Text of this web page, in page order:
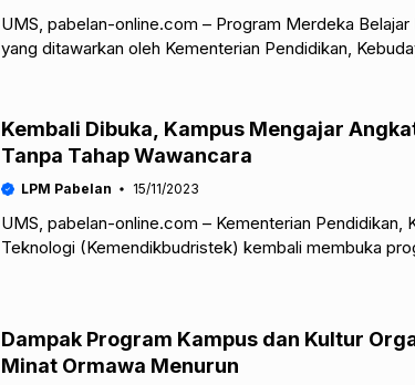
UMS, pabelan-online.com – Program Merdeka
yang ditawarkan oleh Kementerian Pendidikan,
Kembali Dibuka, Kampus Mengajar
Tanpa Tahap Wawancara
LPM Pabelan 15/11/2023
UMS, pabelan-online.com – Kementerian Pendidikan,
Teknologi (Kemendikbudristek) kembali membuka
Dampak Program Kampus dan Kultur
Minat Ormawa Menurun